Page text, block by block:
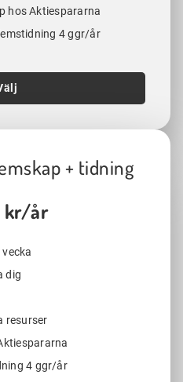
hos Aktiespararna
4 ggr/år
+ tidning
kr/år
dig
resurser
4 ggr/år